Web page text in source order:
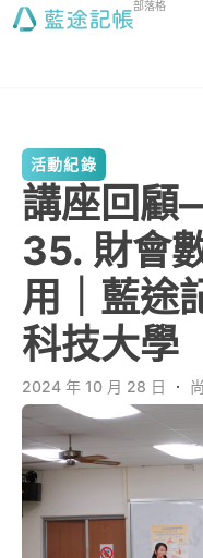
部落格
活動紀錄
講座回
35. 財會
用｜藍途
科技大學
2024 年 10 月 28 日 ．